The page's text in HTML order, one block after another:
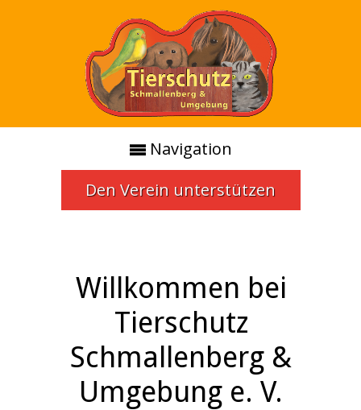
Navigation
Den Verein unterstützen
Willkommen bei
Tierschutz
Schmallenberg &
Umgebung e. V.